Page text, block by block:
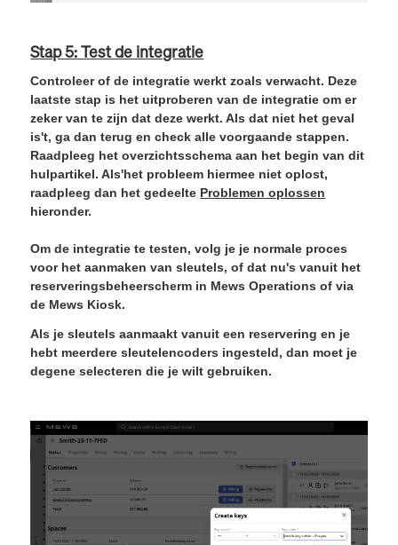
Stap 5: Test de integratie
Controleer of de integratie werkt zoals verwacht. Deze
laatste stap is het uitproberen van de integratie om er
zeker van te zijn dat deze werkt. Als dat niet het geval
is't, ga dan terug en check alle voorgaande stappen.
Raadpleeg het overzichtsschema aan het begin van dit
hulpartikel. Als'het probleem hiermee niet oplost,
raadpleeg dan het gedeelte Problemen oplossen
hieronder.
Om de integratie te testen, volg je je normale proces
voor het aanmaken van sleutels, of dat nu's vanuit het
reserveringsbeheerscherm in Mews Operations of via
de Mews Kiosk.
Als je sleutels aanmaakt vanuit een reservering en je
hebt meerdere sleutelencoders ingesteld, dan moet je
degene selecteren die je wilt gebruiken.